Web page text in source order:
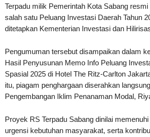
Terpadu milik Pemerintah Kota Sabang
salah satu Peluang Investasi Daerah Tahun
ditetapkan Kementerian Investasi dan
Pengumuman tersebut disampaikan dalam
Hasil Penyusunan Memo Info Peluang
Spasial 2025 di Hotel The Ritz-Carlton
itu, piagam penghargaan diserahkan
Pengembangan Iklim Penanaman Modal,
Proyek RS Terpadu Sabang dinilai
urgensi kebutuhan masyarakat, serta